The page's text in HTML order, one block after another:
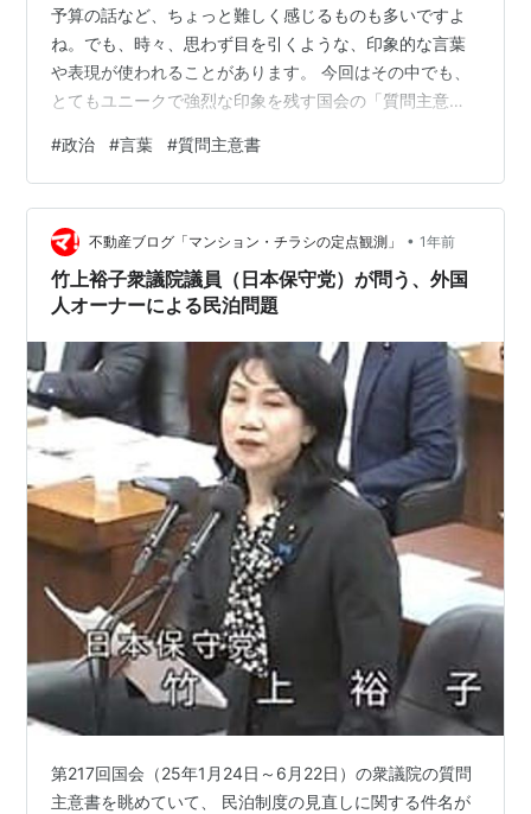
予算の話など、ちょっと難しく感じるものも多いですよ
ね。でも、時々、思わず目を引くような、印象的な言葉
や表現が使われることがあります。 今回はその中でも、
とてもユニークで強烈な印象を残す国会の「質問主意書
に？ まず、「質問主意書」というのは、国会議員が政府
に文書で質問する制度のこと。口頭での質問ではなく、
正式な文書で提出し、政府も原則として文書で答えるこ
とが義務付けられています。つまり、国会における本気
の質問状のようなものです。 今回の主意書のテーマは？
ある議員が出したこの質問主意書では、「防衛…
#政治 #言葉 #質問主意書
不動産ブログ「マンション・チラシの定点観測」 • 1年前
竹上裕子衆議院議員（日本保守党）が問う、外国
人オーナーによる民泊問題
第217回国会（25年1月24日～6月22日）の衆議院の質問
主意書を眺めていて、 民泊制度の見直しに関する件名が